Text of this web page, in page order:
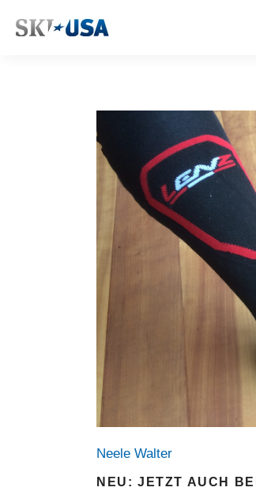
Neele Walter
NEU: JETZT AUCH